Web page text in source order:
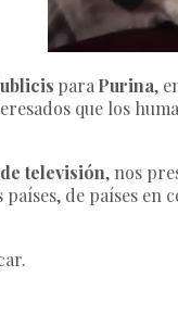
para Purina,
que los
televisión, nos
de países